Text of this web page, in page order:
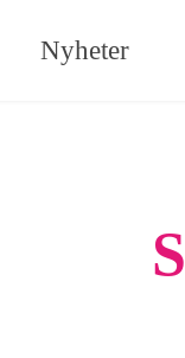
Nyheter